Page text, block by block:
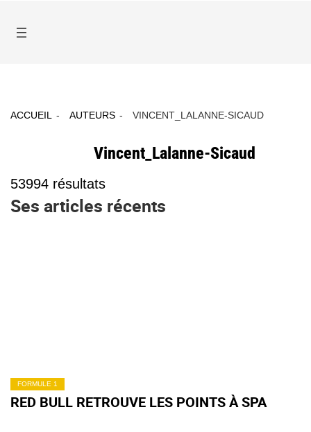
ACCUEIL AUTEURS VINCENT_LALANNE-SICAUD
Vincent_Lalanne-Sicaud
53994 résultats
Ses articles récents
FORMULE 1
RED BULL RETROUVE LES POINTS À SPA